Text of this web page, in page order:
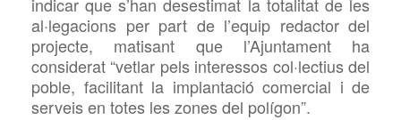
al·legacions per part de l’equip redactor del
projecte, matisant que l’Ajuntament ha
considerat “vetlar pels interessos col·lectius del
poble, facilitant la implantació comercial i de
serveis en totes les zones del polígon”.